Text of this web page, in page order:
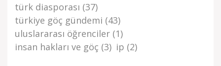
türk di̇asporasi (37)
türki̇ye göç gündemi̇ (43)
uluslararası öğrenciler (1)
i̇nsan haklari ve göç (3) i̇p (2)